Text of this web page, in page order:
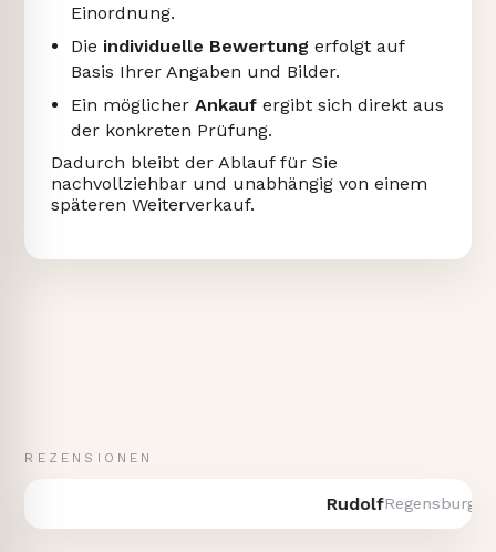
Einordnung.
Die individuelle Bewertung erfolgt auf
Basis Ihrer Angaben und Bilder.
Ein möglicher Ankauf ergibt sich direkt aus
der konkreten Prüfung.
Dadurch bleibt der Ablauf für Sie
nachvollziehbar und unabhängig von einem
späteren Weiterverkauf.
REZENSIONEN
RudolfRegensburg ·